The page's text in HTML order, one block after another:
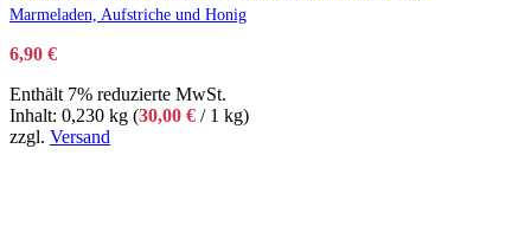
Marmeladen, Aufstriche und Honig
6,90 €
Enthält 7% reduzierte MwSt.
Inhalt: 0,230 kg (30,00 € / 1 kg)
zzgl. Versand